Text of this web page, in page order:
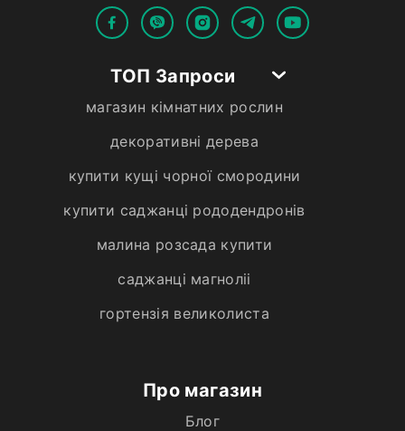
ТОП Запроси
магазин кімнатних рослин
декоративні дерева
купити кущі чорної смородини
купити саджанці рододендронів
малина розсада купити
саджанці магноліі
гортензія великолиста
Про магазин
Блог